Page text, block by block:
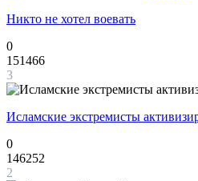
Никто не хотел воевать
0
151466
3
Исламские экстремисты
0
146252
2